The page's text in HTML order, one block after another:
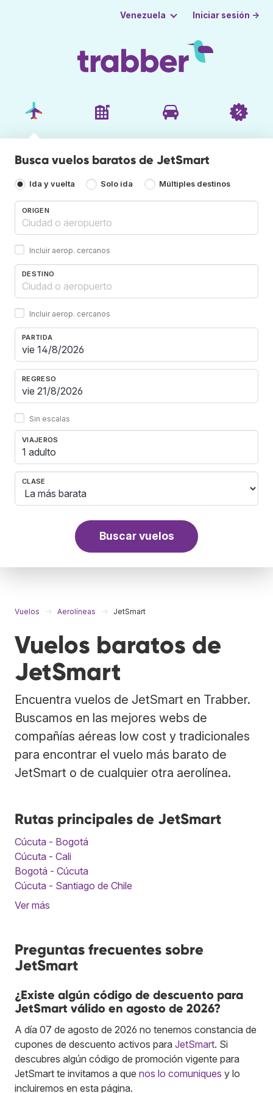
Venezuela Iniciar sesión →
Busca vuelos baratos de JetSmart
Ida y vuelta Solo ida Múltiples destinos
ORIGEN
Incluir aerop. cercanos
DESTINO
Incluir aerop. cercanos
PARTIDA
REGRESO
Sin escalas
VIAJEROS
1 adulto
CLASE
Buscar vuelos
Vuelos Aerolíneas JetSmart
Vuelos baratos de
JetSmart
Encuentra vuelos de JetSmart en Trabber.
Buscamos en las mejores webs de
compañías aéreas low cost y tradicionales
para encontrar el vuelo más barato de
JetSmart o de cualquier otra aerolínea.
Rutas principales de JetSmart
Cúcuta - Bogotá
Cúcuta - Cali
Bogotá - Cúcuta
Cúcuta - Santiago de Chile
Ver más
Preguntas frecuentes sobre
JetSmart
¿Existe algún código de descuento para
JetSmart válido en agosto de 2026?
A día 07 de agosto de 2026 no tenemos constancia de
cupones de descuento activos para JetSmart. Si
descubres algún código de promoción vigente para
JetSmart te invitamos a que nos lo comuniques y lo
incluiremos en esta página.